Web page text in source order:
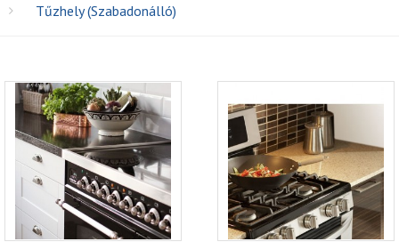
Tűzhely (Szabadonálló)